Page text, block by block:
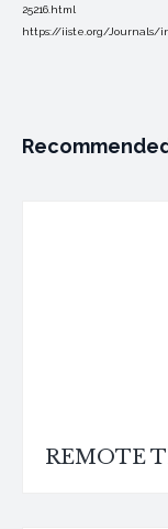
25216.html
https://iiste.org/Journals/
REMOTE